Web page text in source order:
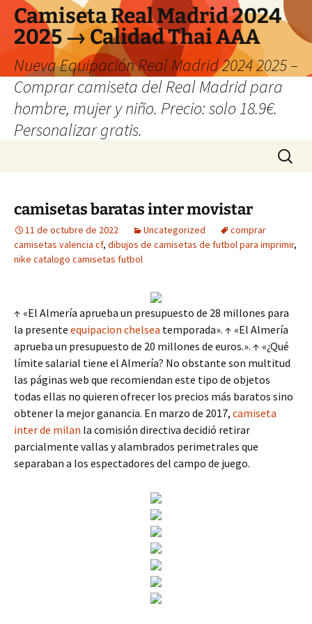
Camiseta Real Madrid 2024
2025 → Calidad Thai AAA
Nueva Equipación Real Madrid 2024 2025 –
Comprar camiseta del Real Madrid para
hombre, mujer y niño. Precio: solo 18.9€.
Personalizar gratis.
Buscar:
camisetas baratas inter movistar
11 de octubre de 2022 Uncategorized
comprar
camisetas valencia cf, dibujos de camisetas de futbol para imprimir,
nike catalogo camisetas futbol
↑ «El Almería aprueba un presupuesto de 28 millones para
la presente equipacion chelsea temporada». ↑ «El Almería
aprueba un presupuesto de 20 millones de euros.». ↑ «¿Qué
límite salarial tiene el Almería? No obstante son multitud
las páginas web que recomiendan este tipo de objetos
todas ellas no quieren ofrecer los precios más baratos sino
obtener la mejor ganancia. En marzo de 2017, camiseta
inter de milan la comisión directiva decidió retirar
parcialmente vallas y alambrados perimetrales que
separaban a los espectadores del campo de juego.